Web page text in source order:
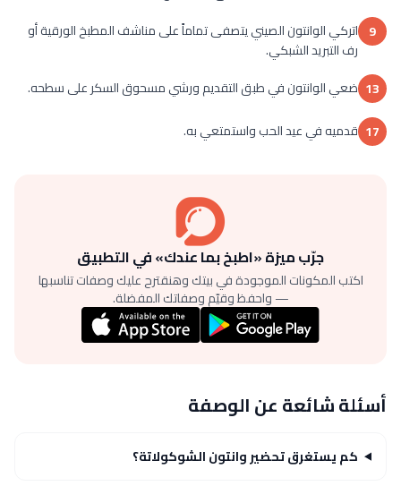
9 اتركي الوانتون الصيني يتصفى تماماً على مناشف المطبخ الورقية أو
رف التبريد الشبكي.
13 ضعي الوانتون في طبق التقديم ورشي مسحوق السكر على سطحه.
17 قدميه في عيد الحب واستمتعي به.
جرّب ميزة «اطبخ بما عندك» في التطبيق
اكتب المكونات الموجودة في بيتك وهنقترح عليك وصفات تناسبها
— واحفظ وقيّم وصفاتك المفضلة.
أسئلة شائعة عن الوصفة
كم يستغرق تحضير وانتون الشوكولاتة؟